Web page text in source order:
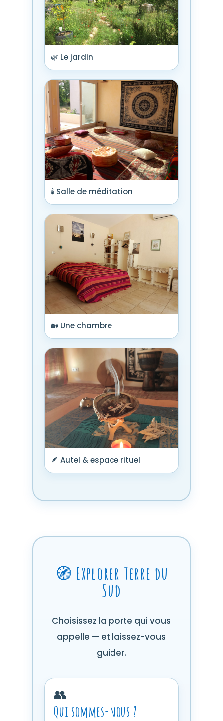
🌿 Le jardin
🕯️ Salle de méditation
🏡 Une chambre
🪶 Autel & espace rituel
🧭 Explorer Terre du
Sud
Choisissez la porte qui vous
appelle — et laissez-vous
guider.
👥
Qui sommes-nous ?